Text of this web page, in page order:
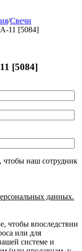
/Свечи
11 [5084]
[5084]
чтобы наш сотрудник
данных.
чтобы впоследствии
или для
системе и